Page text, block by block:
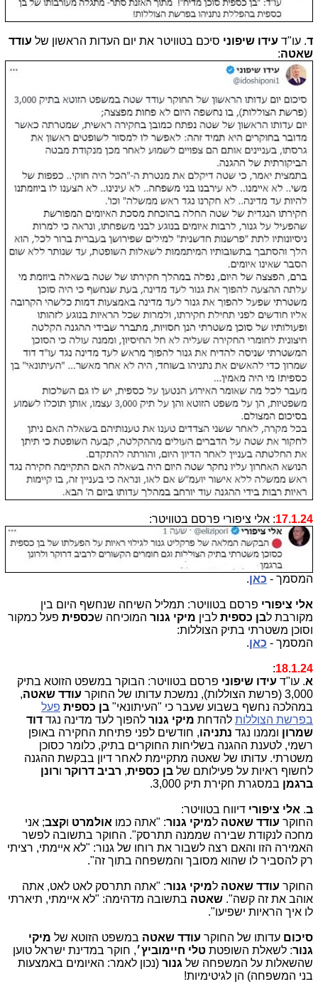
ד. עו"ד עידו שיפוני סיכם בטוויטר את יום העדות הראשון של עודד
שאטה:
17.1.24: אלי ציפורי פרסם בטוויטר:
המסמך - כאן.
אלי ציפורי פרסם בטוויטר: תמליל השיחה שנחשף היום בין
מקורבת לבן כספית לבין מיקי גנור המוכיחה שכספית פעל כמקור
וסוכן משטרתי בתיק הצוללות:
המסמך - כאן.
18.1.24
:
א. עו"ד עידו שיפוני פרסם בטוויטר: הבוקר במשפט הזוטא בתיק
3,000 (פרשת הצוללות), נמשכת עדותו של החוקר
עודד שאטה,
במהלכה נחשף בשבוע שעבר כי "העיתונאי" בן כספית פעל
בפרשת הצוללות להדחת מיקי גנור להפוך לעד מדינה נגד דוד
שמרון וממנו נגד נתניהו, חודשים לפני פתיחת החקירה באופן
רשמי, לטענת ההגנה בשליחות החוקרים בתיק, כלומר כסוכן
משטרתי. עדותו של שאטה מתקיימת לאחר דיון בבקשת ההגנה
לחשוף ראיות על פעילותם של בן כספית, רביב דרוקר ורונן
ברגמן במסגרת חקירת תיק 3,000.
ב. אלי ציפורי דיווח בטוויטר:
החוקר עודד שאטה למיקי גנור: "אתה כמו אולמרט וקצב; אני
מחכה לנקודת שבירה שממנה תתרסק". החוקר בתשובה לפשר
האמירה הזו והאם רצה לשבור את רוחו של גנור: "לא איימתי, רציתי
רק להסביר לו שהוא מסובך והמשפחה בתוך זה".
החוקר עודד שאטה למיקי גנור: "אתה תתרסק לאט לאט, אתה
אוהב את זה קשה". שאטה בתשובה מדהימה: "לא איימתי, תיארתי
לו איך הראיות ישפיעו".
סיכום עדותו של החוקר עודד שאטה במשפט הזוטא של מיקי
גנור: לשאלת השופטת טלי חיימוביץ׳, חוקר במדינת ישראל טוען
שהשאלות על המשפחה של גנור (נכון לאמר: האיומים באמצעות
בני המשפחה) הן לגיטימיות!